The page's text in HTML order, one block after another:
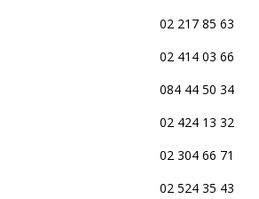
02 217 85 63
02 414 03 66
084 44 50 34
02 424 13 32
02 304 66 71
02 524 35 43